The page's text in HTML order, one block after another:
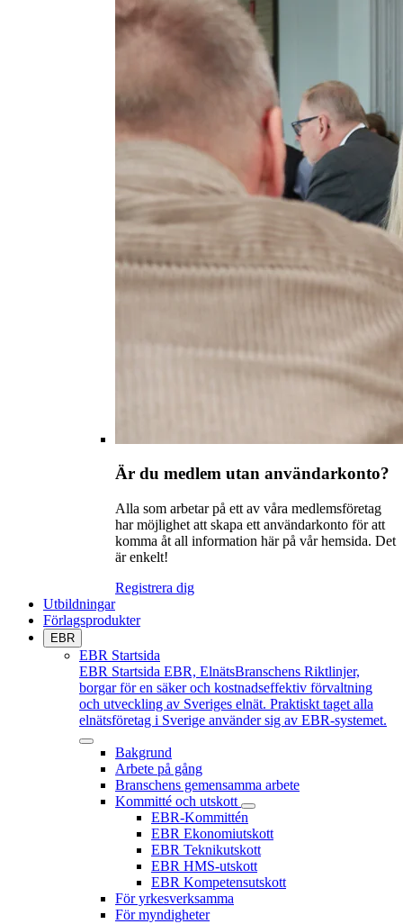
Är du medlem utan användarkonto?
Alla som arbetar på ett av våra medlemsföretag
har möjlighet att skapa ett användarkonto för att
komma åt all information här på vår hemsida. Det
är enkelt!
Registrera dig
Utbildningar
Förlagsprodukter
EBR
EBR Startsida
EBR Startsida EBR, ElnätsBranschens Riktlinjer,
borgar för en säker och kostnadseffektiv förvaltning
och utveckling av Sveriges elnät. Praktiskt taget alla
elnätsföretag i Sverige använder sig av EBR-systemet.
Bakgrund
Arbete på gång
Branschens gemensamma arbete
Kommitté och utskott
EBR-Kommittén
EBR Ekonomiutskott
EBR Teknikutskott
EBR HMS-utskott
EBR Kompetensutskott
För yrkesverksamma
För myndigheter